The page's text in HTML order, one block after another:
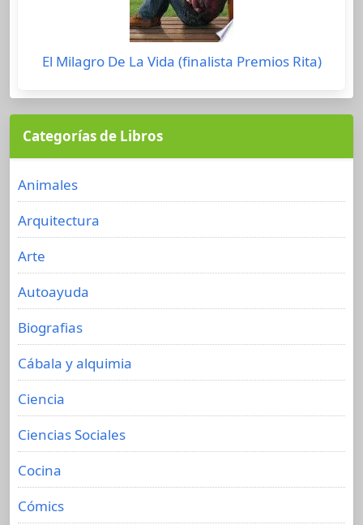
El Milagro De La Vida (finalista Premios Rita)
Categorías de Libros
Animales
Arquitectura
Arte
Autoayuda
Biografias
Cábala y alquimia
Ciencia
Ciencias Sociales
Cocina
Cómics